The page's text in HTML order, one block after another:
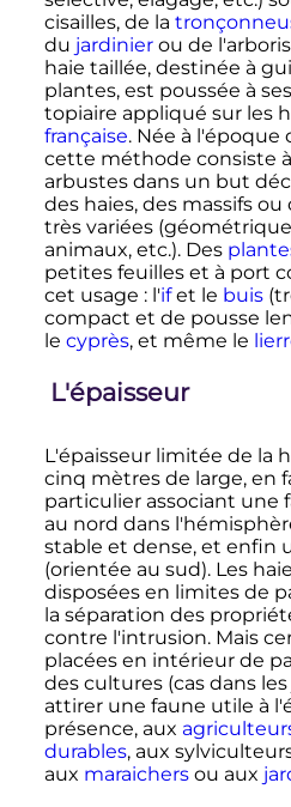
cisailles, de la
du jardinierou de
haie taillée, destinée à
plantes, est poussée à
topiaire appliqué sur les
française. Née à l'époque
cette méthode consiste
arbustes dans un but
des haies, des massifs
très variées
animaux, etc.). Des
petites feuilles et à port
cet usage : l'ifet le buis
compact et de pousse
le cyprès, et même le
L'épaisseur
L'épaisseur limitée de la
cinq mètres de large, en
particulier associant une
au nord dans
stable et dense, et enfin
(orientée au sud). Les
disposées en limites de
la séparation des
contre l'intrusion. Mais
placées en intérieur de
des cultures (cas dans
attirer une faune utile à
présence, aux
durables, aux
aux maraichersou aux